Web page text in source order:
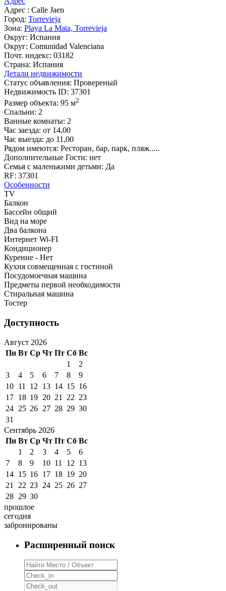
Адрес : Calle Jaen
Город: Torrevieja
Зона: Playa La Mata, Torrevieja
Округ: Испания
Округ: Comunidad Valenciana
Почт. индекс: 03182
Страна: Испания
Детали недвижимости
Статус объявления: Провереный
Недвижимость ID: 37301
Размер объекта: 95 м2
Спальни: 2
Ванные комнаты: 2
Час заезда: от 14,00
Час выезда: до 11,00
Рядом имеются: Ресторан, бар, парк, пляж.....
Дополнительные Гости: нет
Семья с маленькими детьми: Да
RF: 37301
Особенности
TV
Балкон
Бассейн общий
Вид на море
Два балкона
Интернет Wi-FI
Кондиционер
Курение - Нет
Кухня совмещенная с гостиной
Посудомоечная машина
Предметы первой необходимости
Стиральная машина
Тостер
Доступность
Август 2026
Пн Вт Ср Чт Пт Сб Вс
1
2
3
4 5 6 7 8
9
10 11 12 13 14 15 16
17 18 19 20 21 22 23
24 25 26 27 28 29 30
31
Сентябрь 2026
Пн Вт Ср Чт Пт Сб Вс
1
2 3 4 5
6
7
8 9 10 11 12 13
14 15 16 17 18 19 20
21
22 23 24 25 26 27
28 29 30
прошлое
сегодня
забронированы
Расширенный поиск